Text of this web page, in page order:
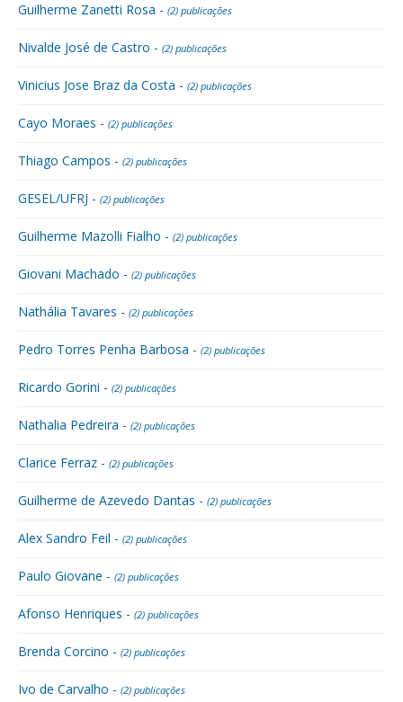
Guilherme Zanetti Rosa - (2) publicações
Nivalde José de Castro - (2) publicações
Vinicius Jose Braz da Costa - (2) publicações
Cayo Moraes - (2) publicações
Thiago Campos - (2) publicações
GESEL/UFRJ - (2) publicações
Guilherme Mazolli Fialho - (2) publicações
Giovani Machado - (2) publicações
Nathália Tavares - (2) publicações
Pedro Torres Penha Barbosa - (2) publicações
Ricardo Gorini - (2) publicações
Nathalia Pedreira - (2) publicações
Clarice Ferraz - (2) publicações
Guilherme de Azevedo Dantas - (2) publicações
Alex Sandro Feil - (2) publicações
Paulo Giovane - (2) publicações
Afonso Henriques - (2) publicações
Brenda Corcino - (2) publicações
Ivo de Carvalho - (2) publicações